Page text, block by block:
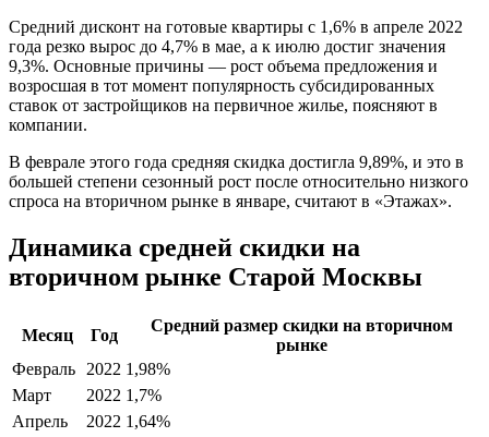
Средний дисконт на готовые квартиры с 1,6% в апреле 2022
года резко вырос до 4,7% в мае, а к июлю достиг значения
9,3%. Основные причины — рост объема предложения и
возросшая в тот момент популярность субсидированных
ставок от застройщиков на первичное жилье, поясняют в
компании.
В феврале этого года средняя скидка достигла 9,89%, и это в
большей степени сезонный рост после относительно низкого
спроса на вторичном рынке в январе, считают в «Этажах».
Динамика средней скидки на
вторичном рынке Старой Москвы
Месяц Год
Средний размер скидки на вторичном
рынке
Февраль 2022 1,98%
Март
2022 1,7%
Апрель
2022 1,64%